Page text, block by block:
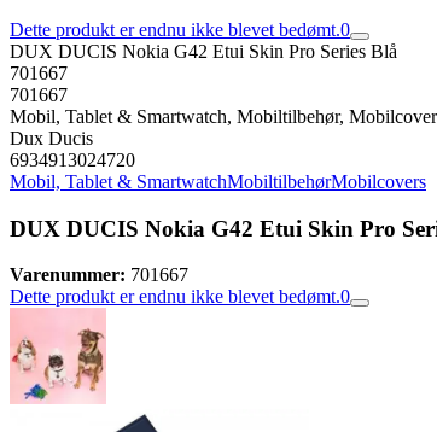
Dette produkt er endnu ikke blevet bedømt.0
DUX DUCIS Nokia G42 Etui Skin Pro Series Blå
701667
701667
Mobil, Tablet & Smartwatch, Mobiltilbehør,
Dux Ducis
6934913024720
Mobil, Tablet & SmartwatchMobiltilbehørMobilcovers
DUX DUCIS Nokia G42 Etui Skin Pro
Varenummer: 701667
Dette produkt er endnu ikke blevet bedømt.0